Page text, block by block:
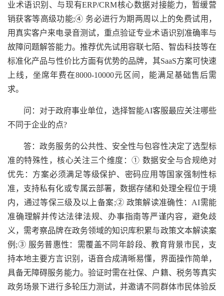
业术语识别、与现有ERP/CRM核心数据对接能力，暂缓营
销获客等高级功能;④ 务必进行为期两周以上的免费试用，
用真实客户来电录音测试，重点验证专业术语识别准确率与
故障问题解答能力。推荐优先试用容联七陌、智齿科技等在
标准化产品与性价比方面有优势的品牌，其SaaS方案可快速
上线，坐席年费在8000-10000元区间，能满足基础售后需
求。
问：对于政府事业单位，选择智能AI客服最应关注哪些
不同于企业的点?
答：政务服务的公共性、安全性与包容性决定了选型标
准的特殊性，核心关注三个维度：① 数据安全与合规绝对
优先：方案必须满足等级保护、密码应用等国家强制性标
准，支持私有化或专属云部署，数据存储和处理全程位于境
内，通过等保三级及以上备案;② 政策解读准确性：AI需能
准确理解并传达法律法规、办事指南等严谨内容，避免歧
义，需考察品牌在政务领域的知识库积累与政策文本解读案
例;③ 服务普惠性：需覆盖不同年龄段、教育背景市民，支
持本地主要方言识别，语音合成清晰易懂，界面操作简单，
具备无障碍服务能力。验证时需在社保、户籍、税务等真实
政务场景下进行多轮压力测试，并邀请不同群体市民体验反